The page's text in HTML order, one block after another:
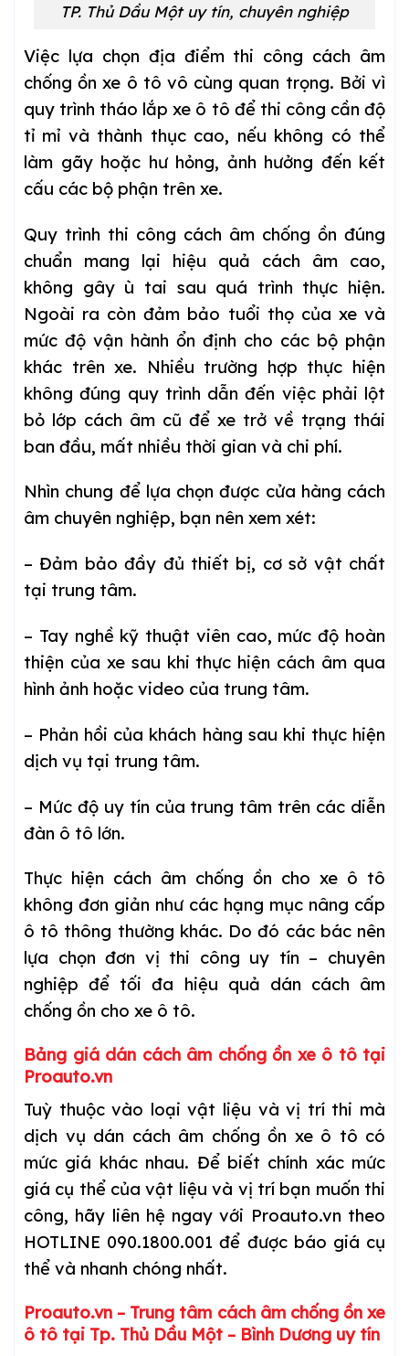
TP. Thủ Dầu Mộtuy tín, chuyên nghiệp
Việc lựa chọn địa điểm thi công cách âm
chống ồn xe ô tô vô cùng quan trọng. Bởi vì
quy trình tháo lắp xe ô tô để thi công cần độ
tỉ mỉ và thành thục cao, nếu không có thể
làm gãy hoặc hư hỏng, ảnh hưởng đến kết
cấu các bộ phận trên xe.
Quy trình thi công cách âm chống ồn đúng
chuẩn mang lại hiệu quả cách âm cao,
không gây ù tai sau quá trình thực hiện.
Ngoài ra còn đảm bảo tuổi thọ của xe và
mức độ vận hành ổn định cho các bộ phận
khác trên xe. Nhiều trường hợp thực hiện
không đúng quy trình dẫn đến việc phải lột
bỏ lớp cách âm cũ để xe trở về trạng thái
ban đầu, mất nhiều thời gian và chi phí.
Nhìn chung để lựa chọn được cửa hàng cách
âm chuyên nghiệp, bạn nên xem xét:
– Đảm bảo đầy đủ thiết bị, cơ sở vật chất
tại trung tâm.
– Tay nghề kỹ thuật viên cao, mức độ hoàn
thiện của xe sau khi thực hiện cách âm qua
hình ảnh hoặc video của trung tâm.
– Phản hồi của khách hàng sau khi thực hiện
dịch vụ tại trung tâm.
– Mức độ uy tín của trung tâm trên các diễn
đàn ô tô lớn.
Thực hiện cách âm chống ồn cho xe ô tô
không đơn giản như các hạng mục nâng cấp
ô tô thông thường khác. Do đó các bác nên
lựa chọn đơn vị thi công uy tín – chuyên
nghiệp để tối đa hiệu quả dán cách âm
chống ồn cho xe ô tô.
Bảng giá dán cách âm chống ồn xe ô tô tại
Proauto.vn
Tuỳ thuộc vào loại vật liệu và vị trí thi mà
dịch vụ dán cách âm chống ồn xe ô tô có
mức giá khác nhau. Để biết chính xác mức
giá cụ thể của vật liệu và vị trí bạn muốn thi
công, hãy liên hệ ngay với Proauto.vn theo
HOTLINE 090.1800.001 để được báo giá cụ
thể và nhanh chóng nhất.
Proauto.vn – Trung tâm cách âm chống ồn xe
ô tô tại Tp. Thủ Dầu Một – Bình Dương uy tín